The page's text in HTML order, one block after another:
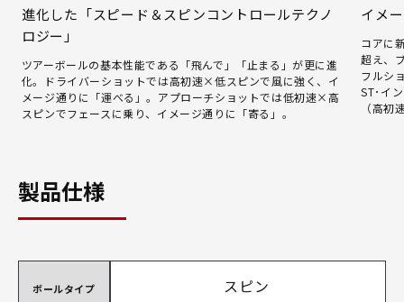
進化した「スピード＆スピンコントロールテクノ
ロジー」
ツアーボールの基本性能である「飛んで」「止まる」が更に進
化。ドライバーショットでは高初速×低スピンで風に強く、イ
メージ通りに「運べる」。アプローチショットでは低初速×高
スピンでフェースに乗り、イメージ通りに「寄る」。
イメ
コアに
超え、
フルシ
ST･イ
（高
製品仕様
ボールタイプ スピン